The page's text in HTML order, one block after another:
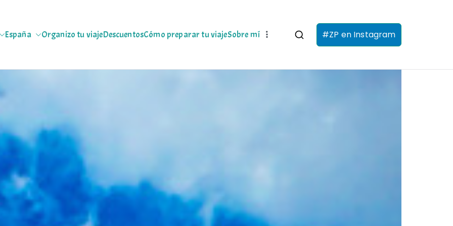
pa que te copies
España Organizo tu viajeDescuentosCómo preparar tu viajeSobre mí #ZP en Instagram